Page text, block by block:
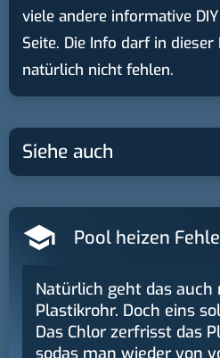
viele andere informative
Seite. Die Info darf in
natürlich nicht fehlen.
Siehe auch
Pool heizen
Natürlich geht das auch
Plastikrohr. Doch eins
Das Chlor zerfrisst das
sodas man wieder von